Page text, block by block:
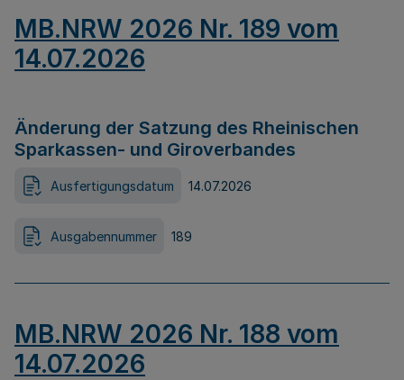
MB.NRW 2026 Nr. 189 vom
14.07.2026
Änderung der Satzung des Rheinischen
Sparkassen- und Giroverbandes
Ausfertigungsdatum 14.07.2026
Ausgabennummer 189
MB.NRW 2026 Nr. 188 vom
14.07.2026